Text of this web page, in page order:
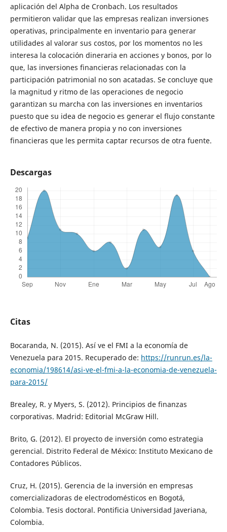
aplicación del Alpha de Cronbach. Los resultados
permitieron validar que las empresas realizan inversiones
operativas, principalmente en inventario para generar
utilidades al valorar sus costos, por los momentos no les
interesa la colocación dineraria en acciones y bonos, por lo
que, las inversiones financieras relacionadas con la
participación patrimonial no son acatadas. Se concluye que
la magnitud y ritmo de las operaciones de negocio
garantizan su marcha con las inversiones en inventarios
puesto que su idea de negocio es generar el flujo constante
de efectivo de manera propia y no con inversiones
financieras que les permita captar recursos de otra fuente.
Descargas
Citas
Bocaranda, N. (2015). Así ve el FMI a la economía de
Venezuela para 2015. Recuperado de: https://runrun.es/la-
economia/198614/asi-ve-el-fmi-a-la-economia-de-venezuela-
para-2015/
Brealey, R. y Myers, S. (2012). Principios de finanzas
corporativas. Madrid: Editorial McGraw Hill.
Brito, G. (2012). El proyecto de inversión como estrategia
gerencial. Distrito Federal de México: Instituto Mexicano de
Contadores Públicos.
Cruz, H. (2015). Gerencia de la inversión en empresas
comercializadoras de electrodomésticos en Bogotá,
Colombia. Tesis doctoral. Pontificia Universidad Javeriana,
Colombia.